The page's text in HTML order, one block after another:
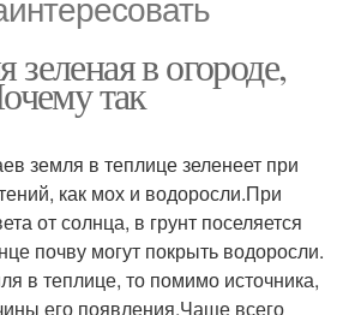
в огороде,
так
земля в теплице зеленеет при
как мох и водоросли.При
от солнца, в грунт поселяется
почву могут покрыть водоросли.
в теплице, то помимо источника,
его появления.Чаще всего